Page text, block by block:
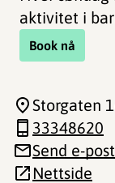
aktivitet i
Book nå
Storgaten
33348620
Send e-post
Nettside